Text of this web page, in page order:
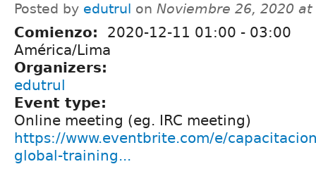
Posted by edutrul on Noviembre 26, 2020 at
Comienzo: 2020-12-11 01:00 - 03:00
América/Lima
Organizers:
edutrul
Event type:
Online meeting (eg. IRC meeting)
https://www.eventbrite.com/e/
global-training...